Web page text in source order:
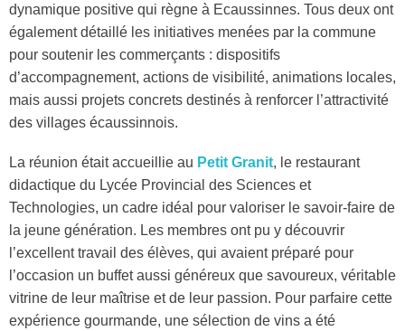
dynamique positive qui règne à Ecaussinnes. Tous deux ont
également détaillé les initiatives menées par la commune
pour soutenir les commerçants : dispositifs
d’accompagnement, actions de visibilité, animations locales,
mais aussi projets concrets destinés à renforcer l’attractivité
des villages écaussinnois.
La réunion était accueillie au Petit Granit, le restaurant
didactique du Lycée Provincial des Sciences et
Technologies, un cadre idéal pour valoriser le savoir-faire de
la jeune génération. Les membres ont pu y découvrir
l’excellent travail des élèves, qui avaient préparé pour
l’occasion un buffet aussi généreux que savoureux, véritable
vitrine de leur maîtrise et de leur passion. Pour parfaire cette
expérience gourmande, une sélection de vins a été